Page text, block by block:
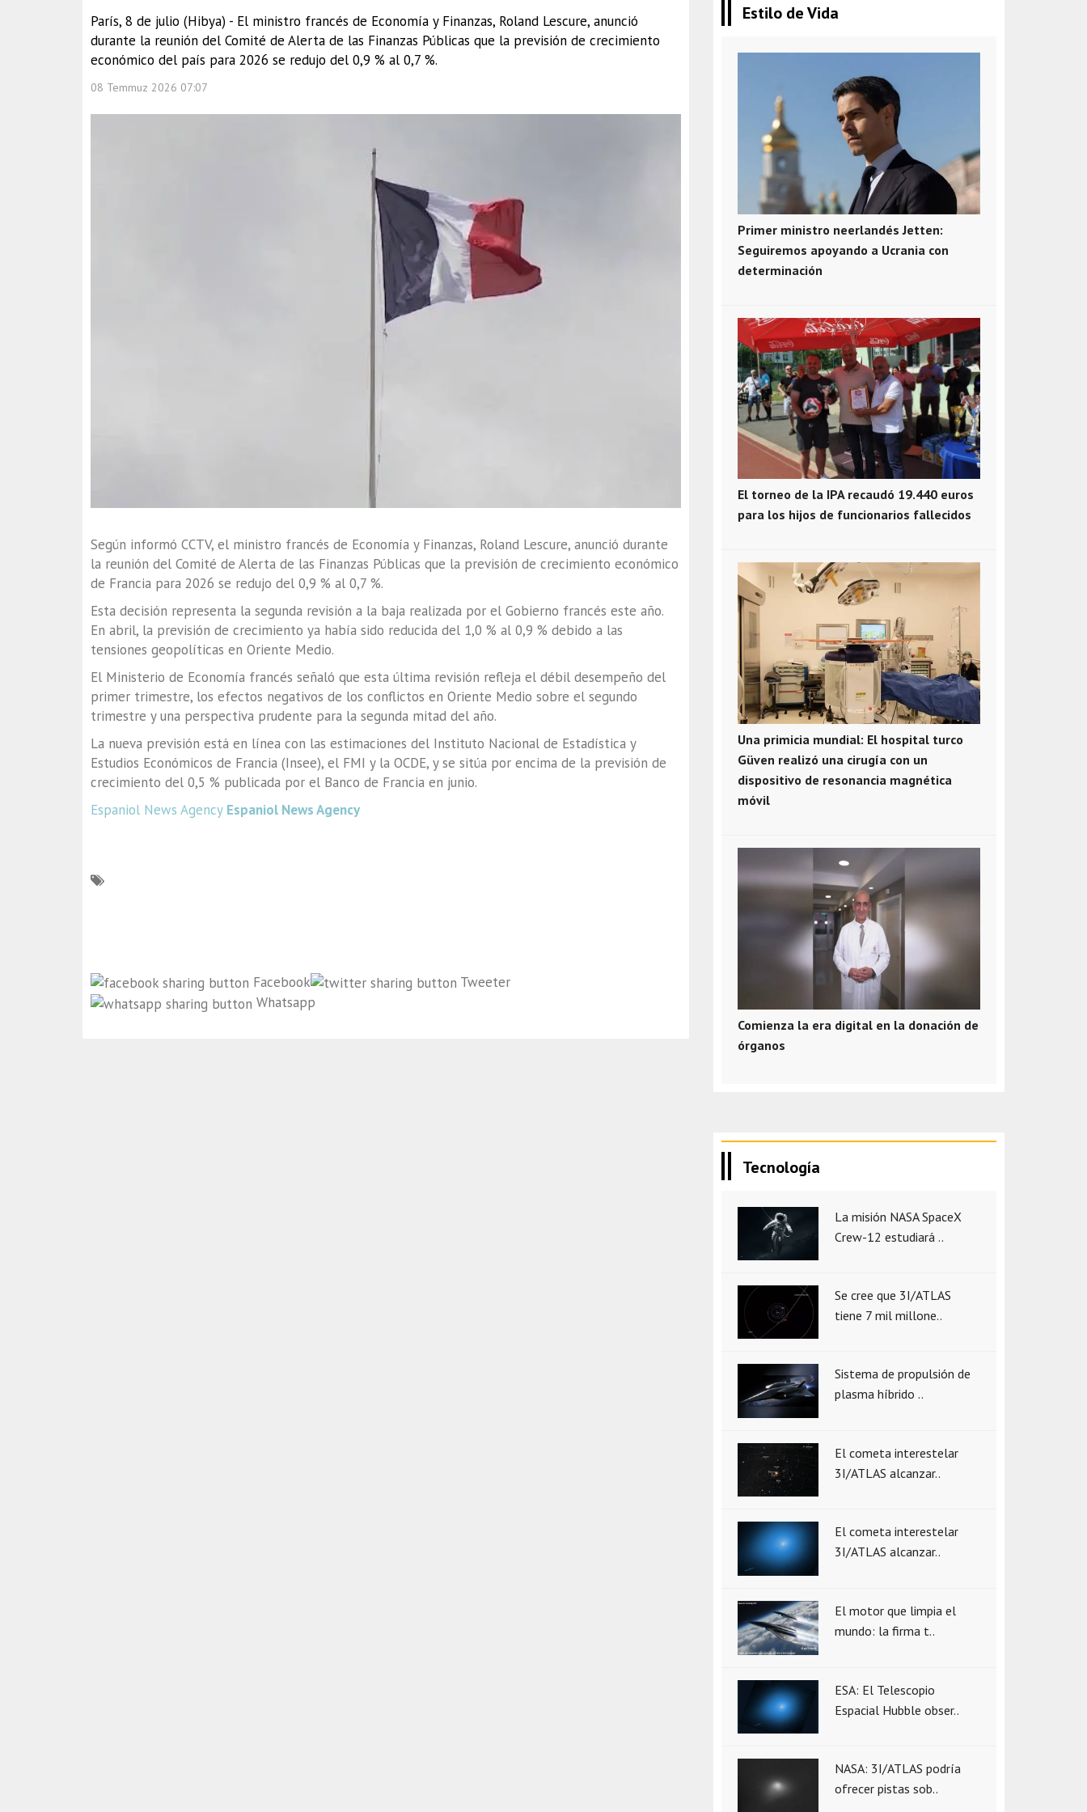
París, 8 de julio (Hibya) - El ministro francés de Economía y Finanzas, Roland Lescure, anunció
durante la reunión del Comité de Alerta de las Finanzas Públicas que la previsión de crecimiento
económico del país para 2026 se redujo del 0,9 % al 0,7 %.
08 Temmuz 2026 07:07
Según informó CCTV, el ministro francés de Economía y Finanzas, Roland Lescure, anunció durante
la reunión del Comité de Alerta de las Finanzas Públicas que la previsión de crecimiento económico
de Francia para 2026 se redujo del 0,9 % al 0,7 %.
Esta decisión representa la segunda revisión a la baja realizada por el Gobierno francés este año.
En abril, la previsión de crecimiento ya había sido reducida del 1,0 % al 0,9 % debido a las
tensiones geopolíticas en Oriente Medio.
El Ministerio de Economía francés señaló que esta última revisión refleja el débil desempeño del
primer trimestre, los efectos negativos de los conflictos en Oriente Medio sobre el segundo
trimestre y una perspectiva prudente para la segunda mitad del año.
La nueva previsión está en línea con las estimaciones del Instituto Nacional de Estadística y
Estudios Económicos de Francia (Insee), el FMI y la OCDE, y se sitúa por encima de la previsión de
crecimiento del 0,5 % publicada por el Banco de Francia en junio.
Espaniol News Agency Espaniol News Agency
Facebook
Tweeter
Whatsapp
Estilo de Vida
Primer ministro neerlandés Jetten:
Seguiremos apoyando a Ucrania con
determinación
El torneo de la IPA recaudó 19.440 euros
para los hijos de funcionarios fallecidos
Una primicia mundial: El hospital turco
Güven realizó una cirugía con un
dispositivo de resonancia magnética
móvil
Comienza la era digital en la donación de
órganos
Tecnología
La misión NASA SpaceX
Crew-12 estudiará ..
Se cree que 3I/ATLAS
tiene 7 mil millone..
Sistema de propulsión de
plasma híbrido ..
El cometa interestelar
3I/ATLAS alcanzar..
El cometa interestelar
3I/ATLAS alcanzar..
El motor que limpia el
mundo: la firma t..
ESA: El Telescopio
Espacial Hubble obser..
NASA: 3I/ATLAS podría
ofrecer pistas sob..